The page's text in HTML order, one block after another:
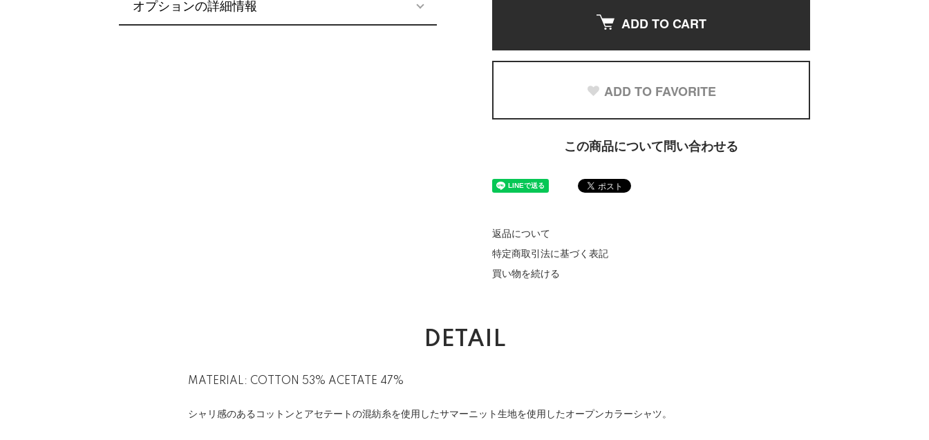
オプションの詳細情報
ADD TO CART
ADD TO FAVORITE
この商品について問い合わせる
返品について
特定商取引法に基づく表記
買い物を続ける
DETAIL
MATERIAL: COTTON 53% ACETATE 47%
シャリ感のあるコットンとアセテートの混紡糸を使用したサマーニット生地を使用したオープンカラーシャツ。